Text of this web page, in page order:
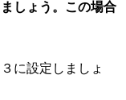
しょう。この場合
に設定しましょ